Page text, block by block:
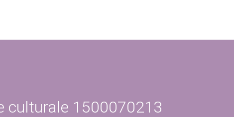
culturale 1500070213